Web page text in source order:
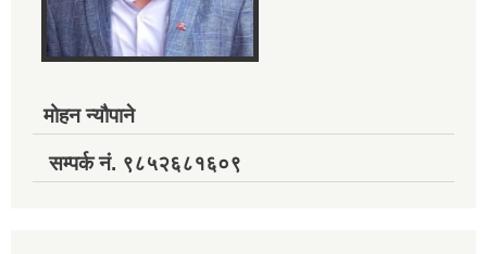
मोहन न्यौपाने
सम्पर्क नं. ९८५२६८१६०९